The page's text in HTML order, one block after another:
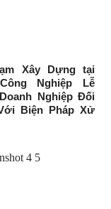
Xây Dựng tại
Nghiệp Lễ
Nghiệp Đối
Biện Pháp Xử